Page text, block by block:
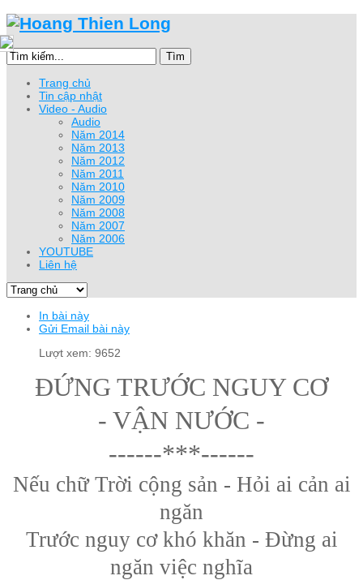
Tìm
Trang chủ
Tin cập nhật
Video - Audio
Audio
Năm 2014
Năm 2013
Năm 2012
Năm 2011
Năm 2010
Năm 2009
Năm 2008
Năm 2007
Năm 2006
YOUTUBE
Liên hệ
In bài này
Gửi Email bài này
Lượt xem: 9652
ĐỨNG TRƯỚC NGUY CƠ
- VẬN NƯỚC -
------***------
Nếu chữ Trời cộng sản - Hỏi ai cản ai
ngăn
Trước nguy cơ khó khăn - Đừng ai
ngăn việc nghĩa